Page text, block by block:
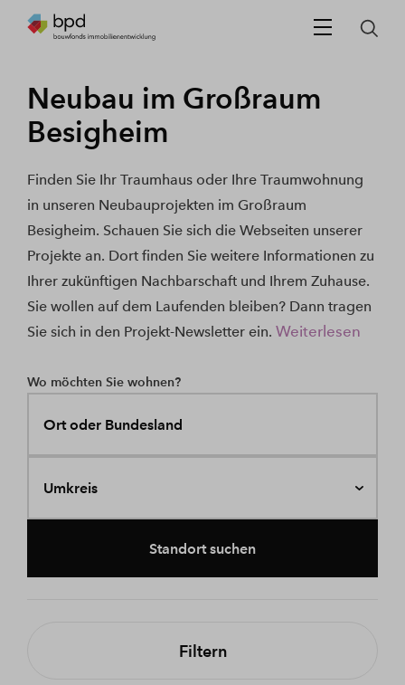
Neubau im Großraum
Besigheim
Finden Sie Ihr Traumhaus oder Ihre Traumwohnung
in unseren Neubauprojekten im Großraum
Besigheim. Schauen Sie sich die Webseiten unserer
Projekte an. Dort finden Sie weitere Informationen zu
Ihrer zukünftigen Nachbarschaft und Ihrem Zuhause.
Sie wollen auf dem Laufenden bleiben? Dann tragen
Sie sich in den Projekt-Newsletter ein. Weiterlesen
Wo möchten Sie wohnen?
Ort oder Bundesland
Umkreis
Standort suchen
Filtern